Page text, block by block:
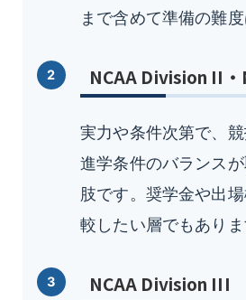
まで含めて準備の難度
NCAA Division II
実力や条件次第で、
進学条件のバランス
肢です。奨学金や出
較したい層でもありま
NCAA Division III